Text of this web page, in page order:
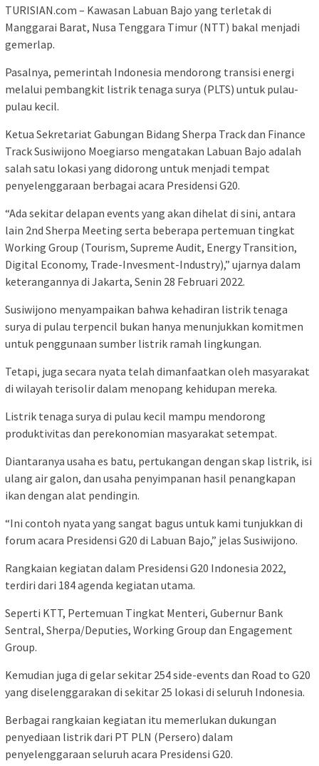
TURISIAN.com – Kawasan Labuan Bajo yang terletak di
Manggarai Barat, Nusa Tenggara Timur (NTT) bakal menjadi
gemerlap.
Pasalnya, pemerintah Indonesia mendorong transisi energi
melalui pembangkit listrik tenaga surya (PLTS) untuk pulau-
pulau kecil.
Ketua Sekretariat Gabungan Bidang Sherpa Track dan Finance
Track Susiwijono Moegiarso mengatakan Labuan Bajo adalah
salah satu lokasi yang didorong untuk menjadi tempat
penyelenggaraan berbagai acara Presidensi G20.
“Ada sekitar delapan events yang akan dihelat di sini, antara
lain 2nd Sherpa Meeting serta beberapa pertemuan tingkat
Working Group (Tourism, Supreme Audit, Energy Transition,
Digital Economy, Trade-Invesment-Industry),” ujarnya dalam
keterangannya di Jakarta, Senin 28 Februari 2022.
Susiwijono menyampaikan bahwa kehadiran listrik tenaga
surya di pulau terpencil bukan hanya menunjukkan komitmen
untuk penggunaan sumber listrik ramah lingkungan.
Tetapi, juga secara nyata telah dimanfaatkan oleh masyarakat
di wilayah terisolir dalam menopang kehidupan mereka.
Listrik tenaga surya di pulau kecil mampu mendorong
produktivitas dan perekonomian masyarakat setempat.
Diantaranya usaha es batu, pertukangan dengan skap listrik, isi
ulang air galon, dan usaha penyimpanan hasil penangkapan
ikan dengan alat pendingin.
“Ini contoh nyata yang sangat bagus untuk kami tunjukkan di
forum acara Presidensi G20 di Labuan Bajo,” jelas Susiwijono.
Rangkaian kegiatan dalam Presidensi G20 Indonesia 2022,
terdiri dari 184 agenda kegiatan utama.
Seperti KTT, Pertemuan Tingkat Menteri, Gubernur Bank
Sentral, Sherpa/Deputies, Working Group dan Engagement
Group.
Kemudian juga di gelar sekitar 254 side-events dan Road to G20
yang diselenggarakan di sekitar 25 lokasi di seluruh Indonesia.
Berbagai rangkaian kegiatan itu memerlukan dukungan
penyediaan listrik dari PT PLN (Persero) dalam
penyelenggaraan seluruh acara Presidensi G20.